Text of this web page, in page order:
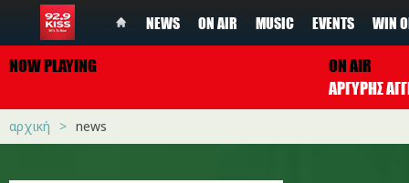
NEWS ON AIR MUSIC EVENTS WIN
NOW PLAYING
ON AIR
ΑΡΓΥΡΗΣ
αρχική news